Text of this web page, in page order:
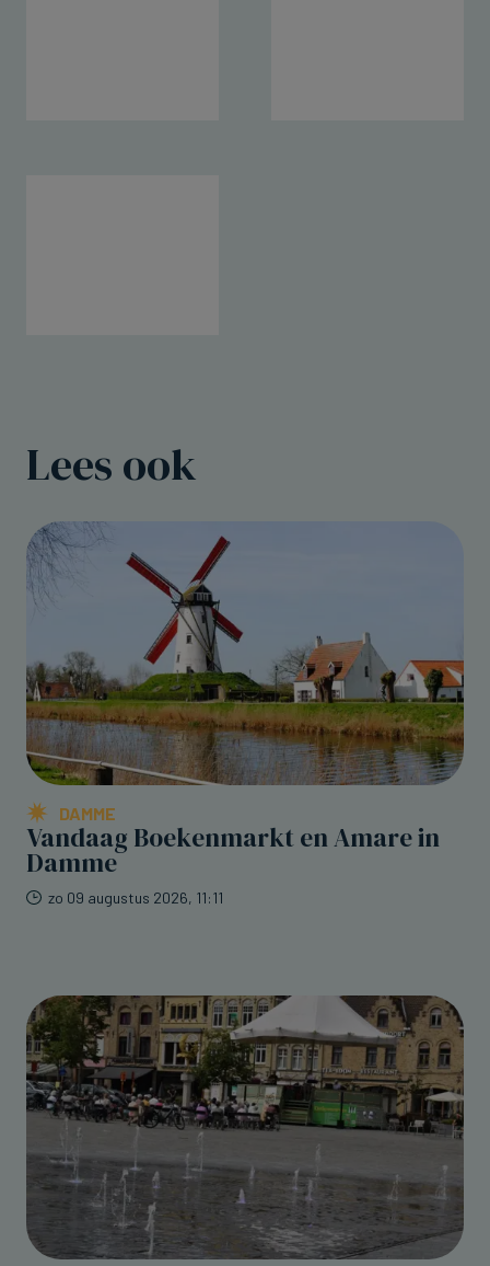
Lees ook
DAMME
Vandaag Boekenmarkt en Amare in
Damme
zo 09 augustus 2026, 11:11